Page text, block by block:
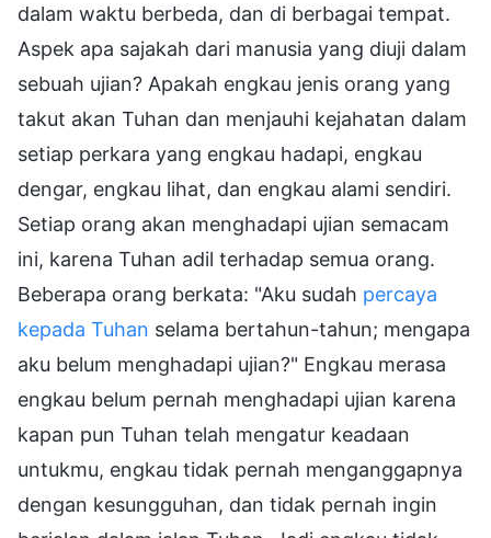
dalam waktu berbeda, dan di berbagai tempat.
Aspek apa sajakah dari manusia yang diuji dalam
sebuah ujian? Apakah engkau jenis orang yang
takut akan Tuhan dan menjauhi kejahatan dalam
setiap perkara yang engkau hadapi, engkau
dengar, engkau lihat, dan engkau alami sendiri.
Setiap orang akan menghadapi ujian semacam
ini, karena Tuhan adil terhadap semua orang.
Beberapa orang berkata: "Aku sudah percaya
kepada Tuhan selama bertahun-tahun; mengapa
aku belum menghadapi ujian?" Engkau merasa
engkau belum pernah menghadapi ujian karena
kapan pun Tuhan telah mengatur keadaan
untukmu, engkau tidak pernah menganggapnya
dengan kesungguhan, dan tidak pernah ingin